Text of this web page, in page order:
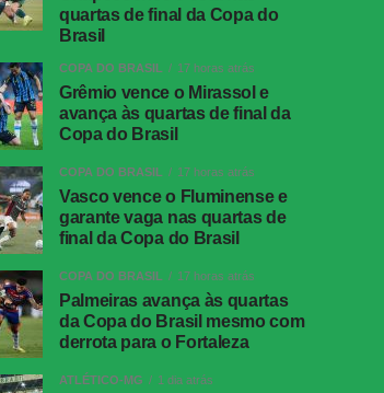
quartas de final da Copa do
Brasil
COPA DO BRASIL 17 horas atrás
Grêmio vence o Mirassol e
avança às quartas de final da
Copa do Brasil
COPA DO BRASIL 17 horas atrás
Vasco vence o Fluminense e
garante vaga nas quartas de
final da Copa do Brasil
COPA DO BRASIL 17 horas atrás
Palmeiras avança às quartas
da Copa do Brasil mesmo com
derrota para o Fortaleza
ATLÉTICO-MG 1 dia atrás